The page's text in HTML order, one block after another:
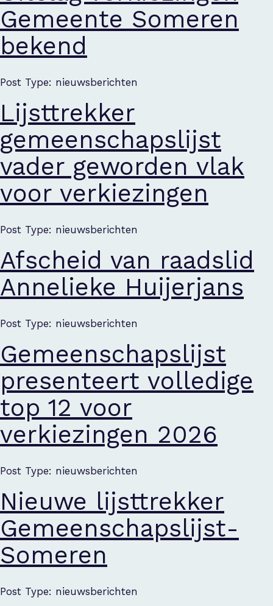
Gemeente Someren
bekend
Post Type: nieuwsberichten
Lijsttrekker
gemeenschapslijst
vader geworden vlak
voor verkiezingen
Post Type: nieuwsberichten
Afscheid van raadslid
Annelieke Huijerjans
Post Type: nieuwsberichten
Gemeenschapslijst
presenteert volledige
top 12 voor
verkiezingen 2026
Post Type: nieuwsberichten
Nieuwe lijsttrekker
Gemeenschapslijst-
Someren
Post Type: nieuwsberichten